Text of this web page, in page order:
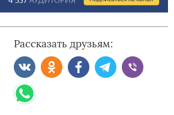
Рассказать друзьям: